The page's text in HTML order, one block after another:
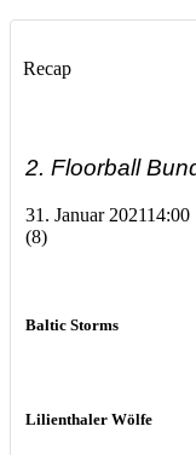
Recap
2. Floorball
31. Januar 202114:00
(8)
Baltic Storms
Lilienthaler Wölfe